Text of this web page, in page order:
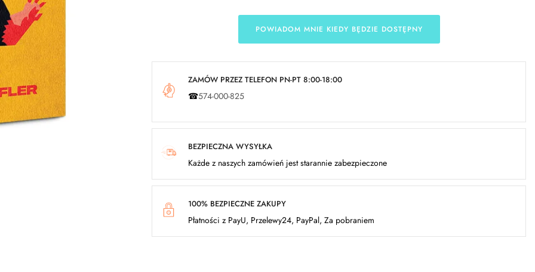
POWIADOM MNIE KIEDY BĘDZIE DOSTĘPNY
ZAMÓW PRZEZ TELEFON PN-PT 8:00-18:00
☎574-000-825
BEZPIECZNA WYSYŁKA
Każde z naszych zamówień jest starannie zabezpieczone
100% BEZPIECZNE ZAKUPY
Płatności z PayU, Przelewy24, PayPal, Za pobraniem